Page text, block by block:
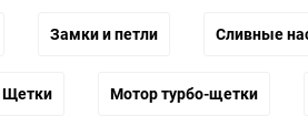
Замки и петли Сливные
Щетки Мотор турбо-щетки